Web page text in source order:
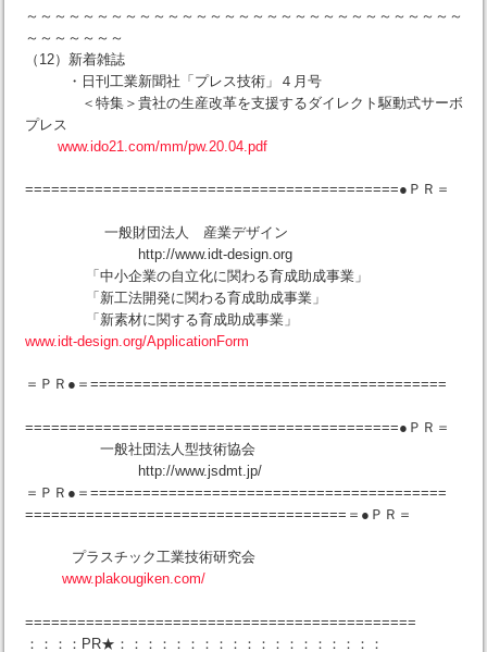
～～～～～～～～～～～～～～～～～～～～～～～～～～～～～～～
～～～～～～～
（12）新着雑誌
・日刊工業新聞社「プレス技術」４月号
＜特集＞貴社の生産改革を支援するダイレクト駆動式サーボ
プレス
www.ido21.com/mm/pw.20.04.pdf
===========================================●ＰＲ＝
一般財団法人 産業デザイン
http://www.idt-design.org
「中小企業の自立化に関わる育成助成事業」
「新工法開発に関わる育成助成事業」
「新素材に関する育成助成事業」
www.idt-design.org/ApplicationForm
＝ＰＲ●＝=========================================
===========================================●ＰＲ＝
一般社団法人型技術協会
http://www.jsdmt.jp/
＝ＰＲ●＝=========================================
=====================================＝●ＰＲ＝
プラスチック工業技術研究会
www.plakougiken.com/
=============================================
：：：：PR★：：：：：：：：：：：：：：：：：：：